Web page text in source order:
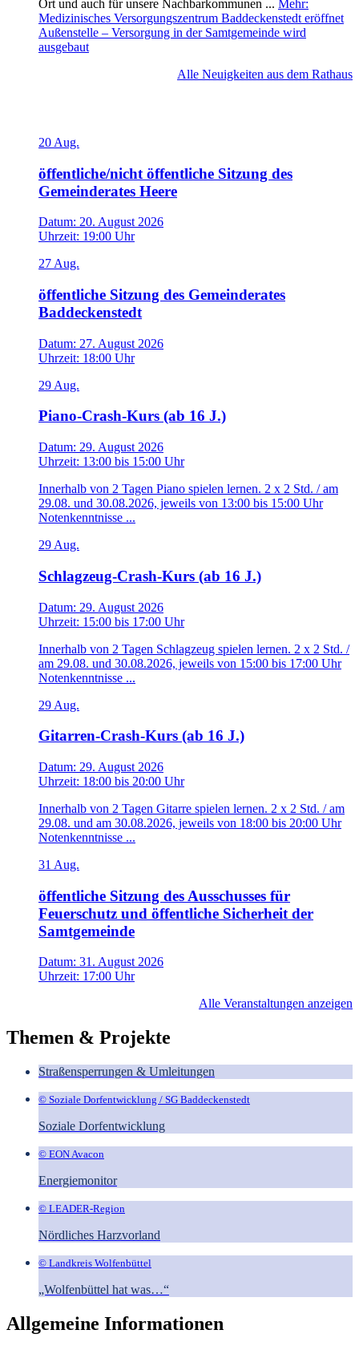
Ort und auch für unsere Nachbarkommunen ... Mehr:
Medizinisches Versorgungszentrum Baddeckenstedt eröffnet
Außenstelle – Versorgung in der Samtgemeinde wird
ausgebaut
Alle Neuigkeiten aus dem Rathaus
20 Aug.
öffentliche/nicht öffentliche Sitzung des
Gemeinderates Heere
Datum: 20. August 2026
Uhrzeit: 19:00 Uhr
27 Aug.
öffentliche Sitzung des Gemeinderates
Baddeckenstedt
Datum: 27. August 2026
Uhrzeit: 18:00 Uhr
29 Aug.
Piano-Crash-Kurs (ab 16 J.)
Datum: 29. August 2026
Uhrzeit: 13:00 bis 15:00 Uhr
Innerhalb von 2 Tagen Piano spielen lernen. 2 x 2 Std. / am
29.08. und 30.08.2026, jeweils von 13:00 bis 15:00 Uhr
Notenkenntnisse ...
29 Aug.
Schlagzeug-Crash-Kurs (ab 16 J.)
Datum: 29. August 2026
Uhrzeit: 15:00 bis 17:00 Uhr
Innerhalb von 2 Tagen Schlagzeug spielen lernen. 2 x 2 Std. /
am 29.08. und 30.08.2026, jeweils von 15:00 bis 17:00 Uhr
Notenkenntnisse ...
29 Aug.
Gitarren-Crash-Kurs (ab 16 J.)
Datum: 29. August 2026
Uhrzeit: 18:00 bis 20:00 Uhr
Innerhalb von 2 Tagen Gitarre spielen lernen. 2 x 2 Std. / am
29.08. und am 30.08.2026, jeweils von 18:00 bis 20:00 Uhr
Notenkenntnisse ...
31 Aug.
öffentliche Sitzung des Ausschusses für
Feuerschutz und öffentliche Sicherheit der
Samtgemeinde
Datum: 31. August 2026
Uhrzeit: 17:00 Uhr
Alle Veranstaltungen anzeigen
Themen & Projekte
Straßensperrungen & Umleitungen
© Soziale Dorfentwicklung / SG Baddeckenstedt
Soziale Dorfentwicklung
© EON Avacon
Energiemonitor
© LEADER-Region
Nördliches Harzvorland
© Landkreis Wolfenbüttel
„Wolfenbüttel hat was…“
Allgemeine Informationen